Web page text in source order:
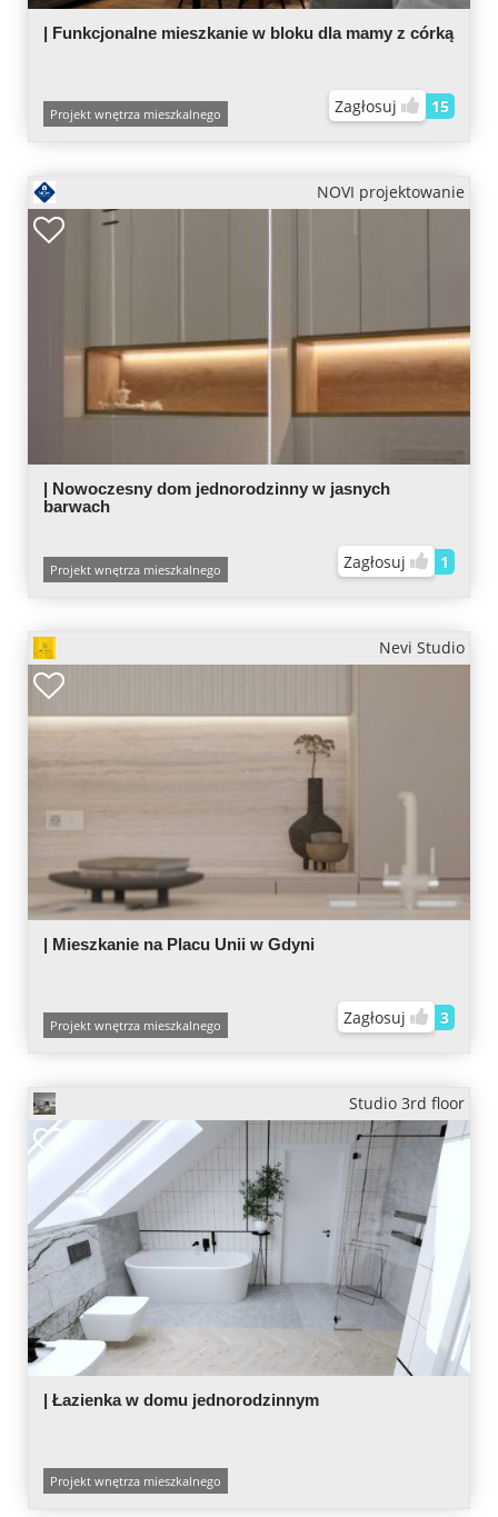
| Funkcjonalne mieszkanie w bloku dla mamy z córką
Projekt wnętrza mieszkalnego Zagłosuj 15
NOVI projektowanie
| Nowoczesny dom jednorodzinny w jasnych
barwach
Projekt wnętrza mieszkalnego Zagłosuj 1
Nevi Studio
| Mieszkanie na Placu Unii w Gdyni
Projekt wnętrza mieszkalnego Zagłosuj 3
Studio 3rd floor
| Łazienka w domu jednorodzinnym
Projekt wnętrza mieszkalnego